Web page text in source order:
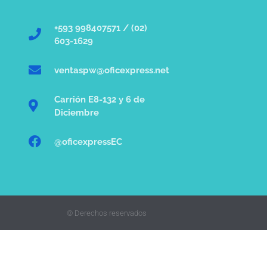
+593 998407571 / (02)
603-1629
ventaspw@oficexpress.net
Carrión E8-132 y 6 de
Diciembre
@oficexpressEC
© Derechos reservados